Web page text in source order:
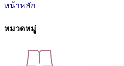
หน้าหลัก
หมวดหมู่